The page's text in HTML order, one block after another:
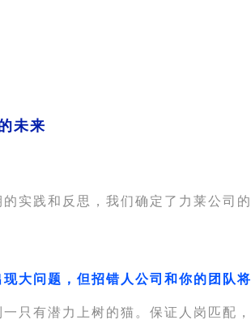
未来
实践和反思，我们确定了力莱公司
现大问题，但招错人公司和你的团队
只有潜力上树的猫。保证人岗匹配